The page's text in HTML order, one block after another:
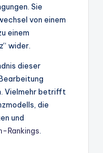
Sie
von einem
einem
wider.
dieser
Vielmehr betrifft
die
und
Rankings.